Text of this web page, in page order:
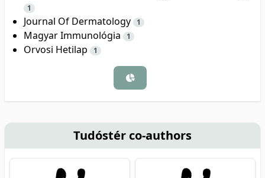
1
Journal Of Dermatology 1
Magyar Immunológia 1
Orvosi Hetilap 1
Tudóstér co-authors